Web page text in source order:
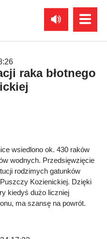
raka błotnego
wsiedlono ok. 430 raków
wodnych. Przedsięwzięcie
rodzimych gatunków
Kozienickiej. Dzięki
kiedyś dużo liczniej
ma szansę na powrót.